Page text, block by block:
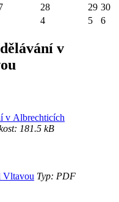
28 29 30
4 5 6
v
v Albrechticích
181.5 kB
Vltavou Typ: PDF